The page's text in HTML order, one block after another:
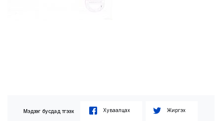
Мэдээг бусдад түгээх Хуваалцах Жиргэх